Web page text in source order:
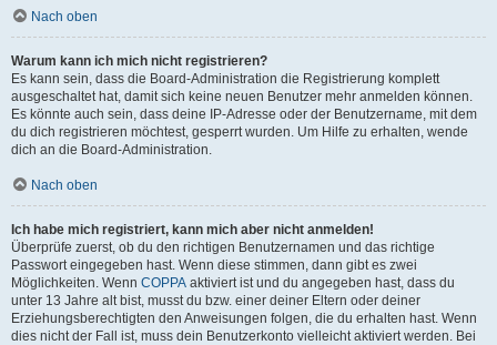
Nach oben
Warum kann ich mich nicht registrieren?
Es kann sein, dass die Board-Administration die Registrierung komplett
ausgeschaltet hat, damit sich keine neuen Benutzer mehr anmelden können.
Es könnte auch sein, dass deine IP-Adresse oder der Benutzername, mit dem
du dich registrieren möchtest, gesperrt wurden. Um Hilfe zu erhalten, wende
dich an die Board-Administration.
Nach oben
Ich habe mich registriert, kann mich aber nicht anmelden!
Überprüfe zuerst, ob du den richtigen Benutzernamen und das richtige
Passwort eingegeben hast. Wenn diese stimmen, dann gibt es zwei
Möglichkeiten. Wenn COPPA aktiviert ist und du angegeben hast, dass du
unter 13 Jahre alt bist, musst du bzw. einer deiner Eltern oder deiner
Erziehungsberechtigten den Anweisungen folgen, die du erhalten hast. Wenn
dies nicht der Fall ist, muss dein Benutzerkonto vielleicht aktiviert werden. Bei